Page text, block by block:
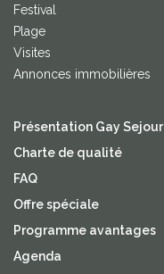
Festival
Plage
Visites
Annonces immobilières
Présentation Gay Sejour
Charte de qualité
FAQ
Offre spéciale
Programme avantages
Agenda